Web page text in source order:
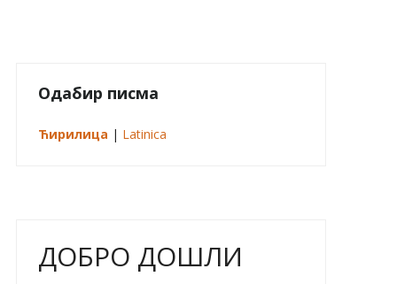
Одабир писма
Ћирилица | Latinica
ДОБРО ДОШЛИ